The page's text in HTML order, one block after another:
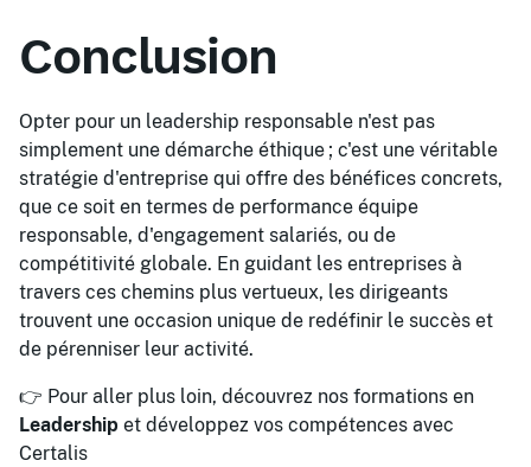
Conclusion
Opter pour un leadership responsable n'est pas
simplement une démarche éthique ; c'est une véritable
stratégie d'entreprise qui offre des bénéfices concrets,
que ce soit en termes de performance équipe
responsable, d'engagement salariés, ou de
compétitivité globale. En guidant les entreprises à
travers ces chemins plus vertueux, les dirigeants
trouvent une occasion unique de redéfinir le succès et
de pérenniser leur activité.
👉 Pour aller plus loin, découvrez nos formations en
Leadership et développez vos compétences avec
Certalis